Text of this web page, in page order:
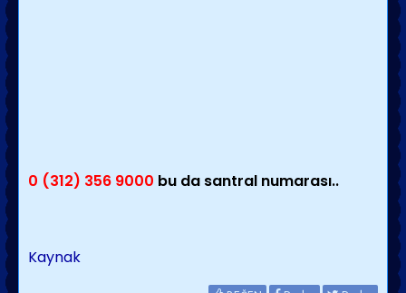
0 (312) 356 9000 bu da santral numarası..
Kaynak